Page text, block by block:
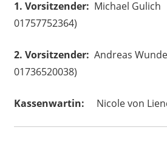
1. Vorsitzender: Michael Gulich
01757752364)
2. Vorsitzender: Andreas
01736520038)
Kassenwartin: Nicole von